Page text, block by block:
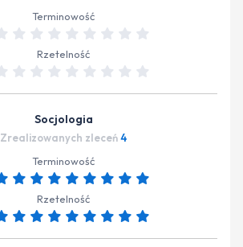
Terminowość
Rzetelność
Socjologia
Zrealizowanych zleceń4
Terminowość
Rzetelność